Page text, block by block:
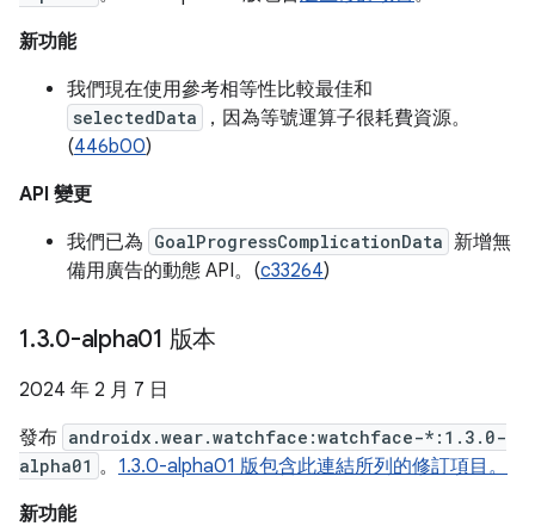
新功能
我們現在使用參考相等性比較最佳和
selectedData
，因為等號運算子很耗費資源。
(446b00)
API 變更
我們已為 GoalProgressComplicationData 新增無
備用廣告的動態 API。(c33264)
1.3.0-alpha01 版本
2024 年 2 月 7 日
發布 androidx.wear.watchface:watchface-*:1.3.0-
alpha01 。 1.3.0-alpha01 版包含此連結所列的修訂項目。
新功能